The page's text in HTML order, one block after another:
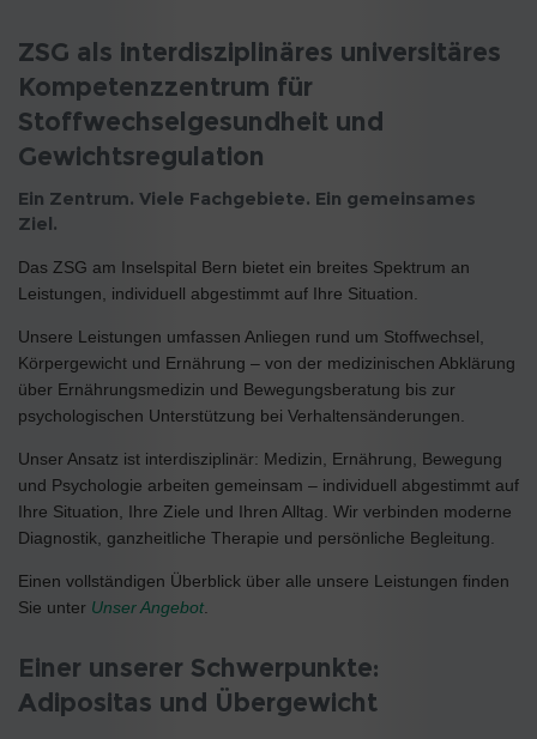
ZSG als interdisziplinäres universitäres
Kompetenzzentrum für
Stoffwechselgesundheit und
Gewichtsregulation
Ein Zentrum. Viele Fachgebiete. Ein gemeinsames
Ziel.
Das ZSG am Inselspital Bern bietet ein breites Spektrum an
Leistungen, individuell abgestimmt auf Ihre Situation.
Unsere Leistungen umfassen Anliegen rund um Stoffwechsel,
Körpergewicht und Ernährung – von der medizinischen Abklärung
über Ernährungsmedizin und Bewegungsberatung bis zur
psychologischen Unterstützung bei Verhaltensänderungen.
Unser Ansatz ist interdisziplinär: Medizin, Ernährung, Bewegung
und Psychologie arbeiten gemeinsam – individuell abgestimmt auf
Ihre Situation, Ihre Ziele und Ihren Alltag. Wir verbinden moderne
Diagnostik, ganzheitliche Therapie und persönliche Begleitung.
Einen vollständigen Überblick über alle unsere Leistungen finden
Sie unter Unser Angebot.
Einer unserer Schwerpunkte:
Adipositas und Übergewicht